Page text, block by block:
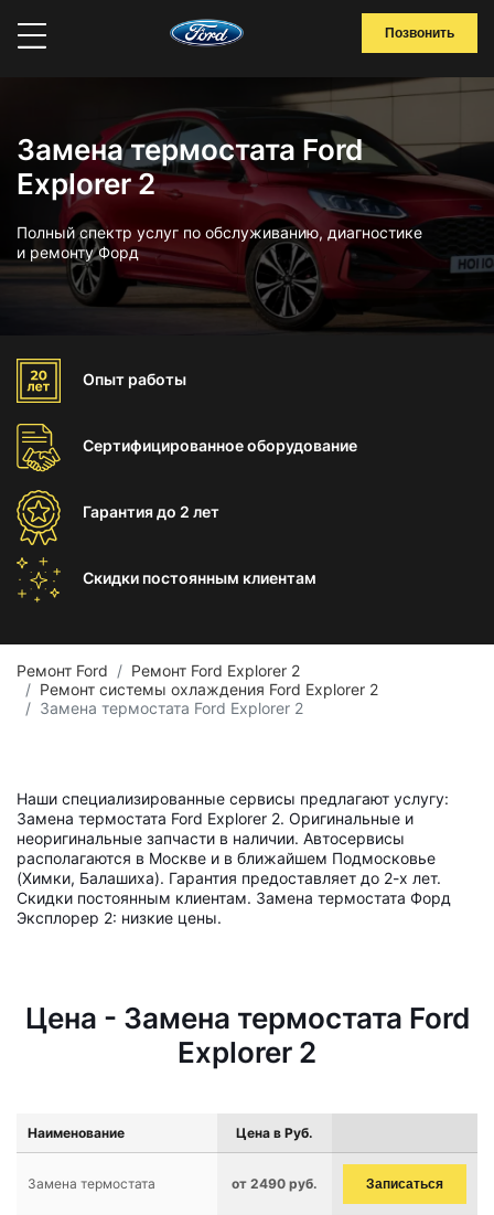
Позвонить
Замена термостата Ford
Explorer 2
Полный спектр услуг по обслуживанию, диагностике
и ремонту Форд
Опыт работы
Сертифицированноеоборудование
Гарантиядо 2 лет
Скидки постоянным клиентам
Ремонт Ford
Ремонт Ford Explorer 2
Ремонт системы охлаждения Ford Explorer 2
Замена термостата Ford Explorer 2
Наши специализированные сервисы предлагают услугу:
Замена термостата Ford Explorer 2. Оригинальные и
неоригинальные запчасти в наличии. Автосервисы
располагаются в Москве и в ближайшем Подмосковье
(Химки, Балашиха). Гарантия предоставляет до 2-х лет.
Скидки постоянным клиентам. Замена термостата Форд
Эксплорер 2: низкие цены.
Цена - Замена термостата Ford
Explorer 2
Наименование Цена в Руб.
Замена термостата от 2490 руб. Записаться